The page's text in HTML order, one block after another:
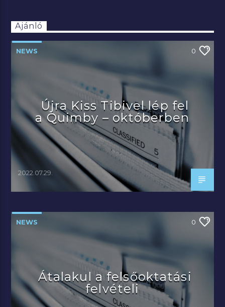
Ajánló
NEWS 0
Újra Kiss Tibivel lép fel
a Quimby – októberben
2022.07.29.
NEWS 0
Átalakul a felsőoktatási
felvételi